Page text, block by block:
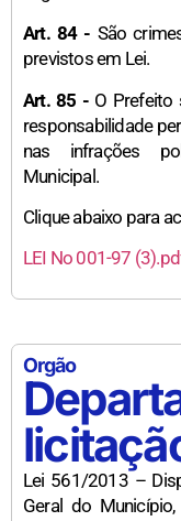
Art. 84 - São
previstos em Lei.
Art. 85 -O Prefeito
responsabilidade
nas infrações
Municipal.
Clique abaixo para
LEI No 001-97
Orgão
Lei 561/2013 –
Geral do